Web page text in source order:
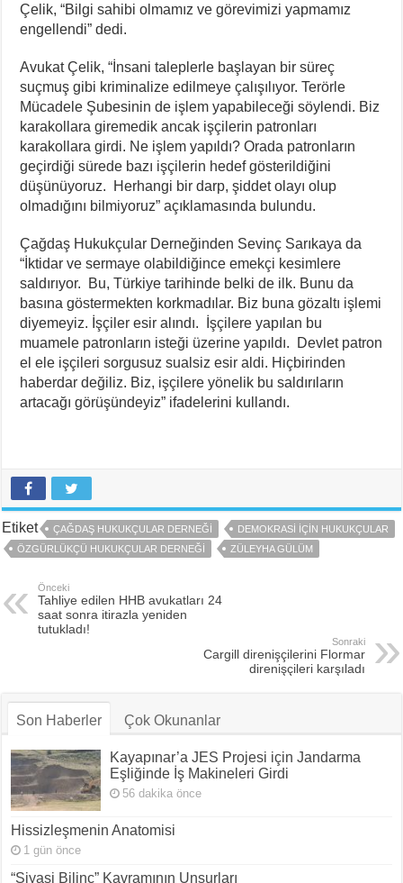
Çelik, “Bilgi sahibi olmamız ve görevimizi yapmamız
engellendi” dedi.
Avukat Çelik, “İnsani taleplerle başlayan bir süreç
suçmuş gibi kriminalize edilmeye çalışılıyor. Terörle
Mücadele Şubesinin de işlem yapabileceği söylendi. Biz
karakollara giremedik ancak işçilerin patronları
karakollara girdi. Ne işlem yapıldı? Orada patronların
geçirdiği sürede bazı işçilerin hedef gösterildiğini
düşünüyoruz. Herhangi bir darp, şiddet olayı olup
olmadığını bilmiyoruz” açıklamasında bulundu.
Çağdaş Hukukçular Derneğinden Sevinç Sarıkaya da
“İktidar ve sermaye olabildiğince emekçi kesimlere
saldırıyor. Bu, Türkiye tarihinde belki de ilk. Bunu da
basına göstermekten korkmadılar. Biz buna gözaltı işlemi
diyemeyiz. İşçiler esir alındı. İşçilere yapılan bu
muamele patronların isteği üzerine yapıldı. Devlet patron
el ele işçileri sorgusuz sualsiz esir aldi. Hiçbirinden
haberdar değiliz. Biz, işçilere yönelik bu saldırıların
artacağı görüşündeyiz” ifadelerini kullandı.
Etiket ÇAĞDAŞ HUKUKÇULAR DERNEĞI
DEMOKRASI İÇIN HUKUKÇULAR
ÖZGÜRLÜKÇÜ HUKUKÇULAR DERNEĞI
ZÜLEYHA GÜLÜM
Önceki
Tahliye edilen HHB avukatları 24
saat sonra itirazla yeniden
tutukladı!
Sonraki
Cargill direnişçilerini Flormar
direnişçileri karşıladı
Son Haberler Çok Okunanlar
Kayapınar’a JES Projesi için Jandarma
Eşliğinde İş Makineleri Girdi
56 dakika önce
Hissizleşmenin Anatomisi
1 gün önce
“Siyasi Bilinç” Kavramının Unsurları